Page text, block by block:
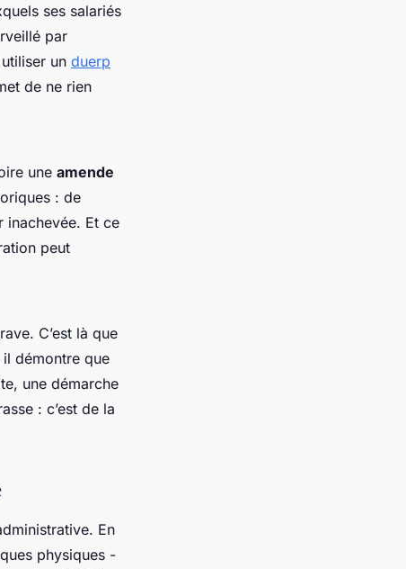
ses salariés
par
un duerp
de ne rien
une amende
: de
inachevée. Et ce
peut
C’est là que
il démontre que
une démarche
: c’est de la
En
physiques -